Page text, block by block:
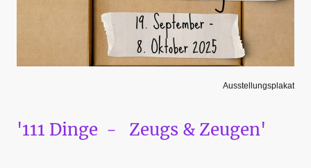
Ausstellungsplakat
'111 Dinge - Zeugs & Zeugen'